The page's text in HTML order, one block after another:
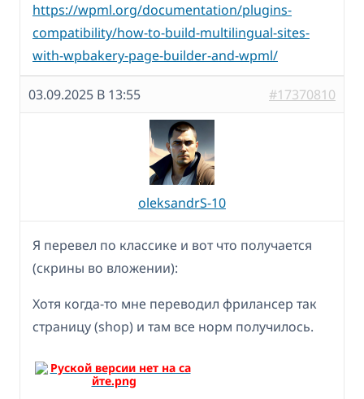
https://wpml.org/documentation/plugins-
compatibility/how-to-build-multilingual-sites-
with-wpbakery-page-builder-and-wpml/
03.09.2025 В 13:55 #17370810
oleksandrS-10
Я перевел по классике и вот что получается
(скрины во вложении):
Хотя когда-то мне переводил фрилансер так
страницу (shop) и там все норм получилось.